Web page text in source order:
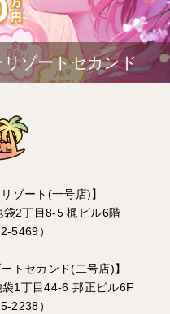
ゾートセカンド
ゾート(一号店)】
2丁目8-5 梶ビル6階
5469）
トセカンド(二号店)】
1丁目44-6 邦正ビル6F
2238）